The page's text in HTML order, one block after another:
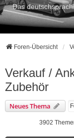
Das
Foren-Übersicht
Verkauf /
Zubehör
Neues Thema
3902